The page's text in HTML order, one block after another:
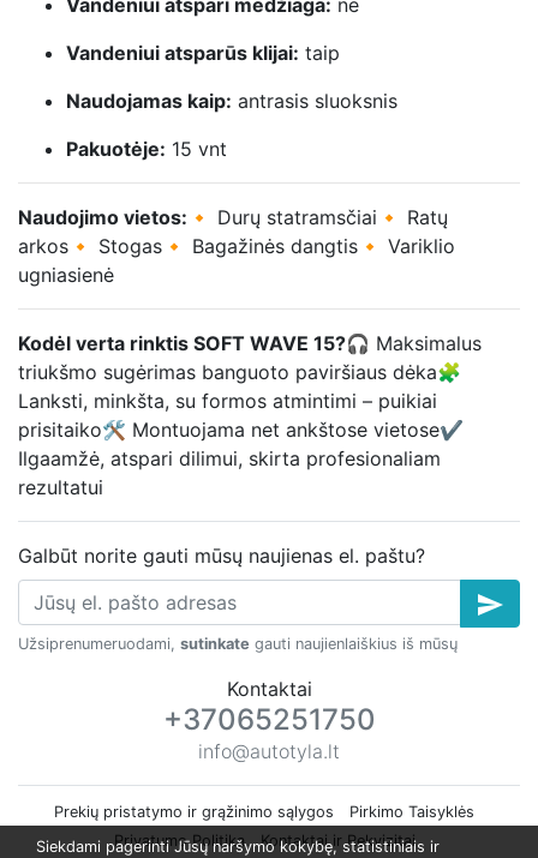
Vandeniui atspari medžiaga: ne
Vandeniui atsparūs klijai: taip
Naudojamas kaip: antrasis sluoksnis
Pakuotėje: 15 vnt
Naudojimo vietos: 🔸 Durų statramsčiai🔸 Ratų
arkos🔸 Stogas🔸 Bagažinės dangtis🔸 Variklio
ugniasienė
Kodėl verta rinktis SOFT WAVE 15?🎧 Maksimalus
triukšmo sugėrimas banguoto paviršiaus dėka🧩
Lanksti, minkšta, su formos atmintimi – puikiai
prisitaiko🛠️ Montuojama net ankštose vietose✔
Ilgaamžė, atspari dilimui, skirta profesionaliam
rezultatui
Galbūt norite gauti mūsų naujienas el. paštu?
send
Užsiprenumeruodami, sutinkate gauti naujienlaiškius iš mūsų
Kontaktai
+37065251750
info@autotyla.lt
Prekių pristatymo ir grąžinimo sąlygos
Pirkimo Taisyklės
Privatumo Politika
Kontaktai ir Rekvizitai
Siekdami pagerinti Jūsų naršymo kokybę, statistiniais ir